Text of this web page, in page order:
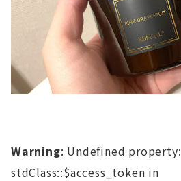
Warning: Undefined property:
stdClass::$access_token in